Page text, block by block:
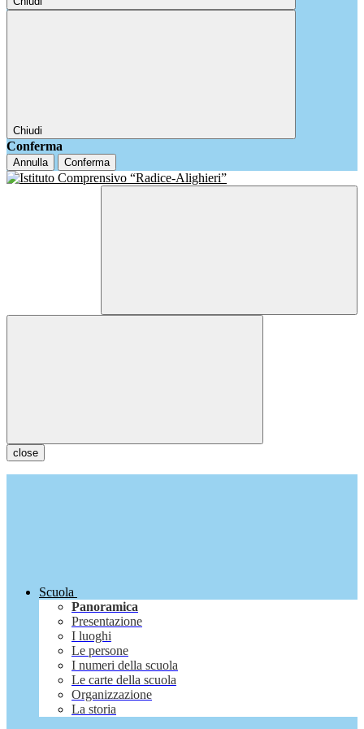
Chiudi
Conferma
Annulla Conferma
close
Scuola
Panoramica
Presentazione
I luoghi
Le persone
I numeri della scuola
Le carte della scuola
Organizzazione
La storia